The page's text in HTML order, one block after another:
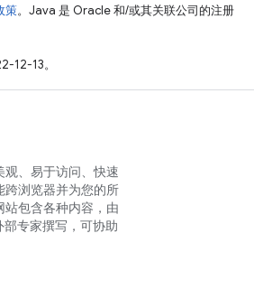
策。Java 是 Oracle 和/或其关联公司的注册
12-13。
、易于访问、快速
跨浏览器并为您的所
包含各种内容，由
专家撰写，可协助